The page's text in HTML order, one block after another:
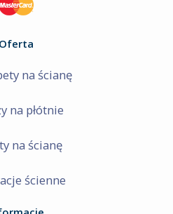
Oferta
na ścianę
na płótnie
na ścianę
ścienne